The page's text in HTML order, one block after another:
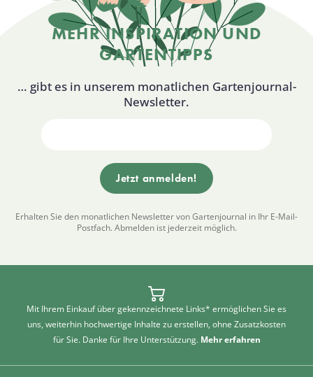
MEHR INSPIRATION UND
GARTENTIPPS
… gibt es in unserem monatlichen Gartenjournal-
Newsletter.
Erhalten Sie den monatlichen Newsletter von Gartenjournal in Ihr E-Mail-
Postfach. Abmelden ist jederzeit möglich.
Mit Ihrem Einkauf über gekennzeichnete Links* ermöglichen Sie es
uns, weiterhin hochwertige Inhalte zu erstellen, ohne Zusatzkosten
für Sie. Danke für Ihre Unterstützung. Mehr erfahren